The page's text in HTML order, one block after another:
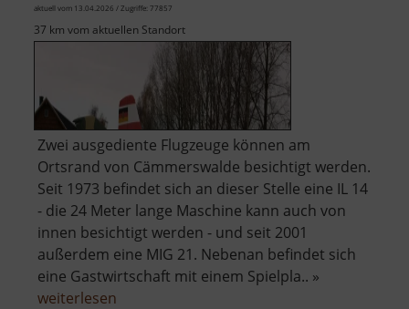
aktuell vom 13.04.2026 / Zugriffe: 77857
37 km vom aktuellen Standort
Zwei ausgediente Flugzeuge können am
Ortsrand von Cämmerswalde besichtigt werden.
Seit 1973 befindet sich an dieser Stelle eine IL 14
- die 24 Meter lange Maschine kann auch von
innen besichtigt werden - und seit 2001
außerdem eine MIG 21. Nebenan befindet sich
eine Gastwirtschaft mit einem Spielpla.. »
weiterlesen